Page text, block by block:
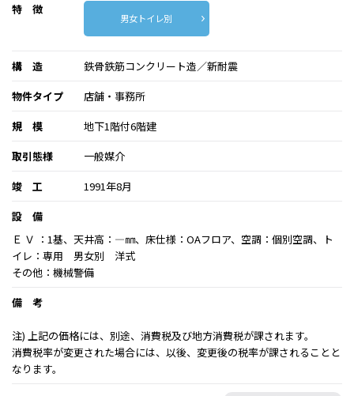
特 徴
男女トイレ別
構 造
鉄骨鉄筋コンクリート造／新耐震
物件タイプ
店舗・事務所
規 模
地下1階付6階建
取引態様
一般媒介
竣 工
1991年8月
設 備
Ｅ Ｖ ：1基、天井高：―㎜、床仕様：OAフロア、空調：個別空調、ト
イレ：専用 男女別 洋式
その他：機械警備
備 考
注) 上記の価格には、別途、消費税及び地方消費税が課されます。
消費税率が変更された場合には、以後、変更後の税率が課されることと
なります。